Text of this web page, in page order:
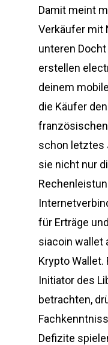
Damit meint
Verkäufer mit
unteren
erstellen
deinem
die Käufer
schon letztes
sie nicht nur
für Erträge
siacoin wallet
Krypto
Initiator des
betrachten,
Defizite